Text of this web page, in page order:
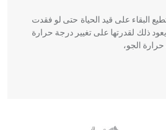
البقاء على قيد الحياة حتى لو فقدت
ذلك لقدرتها على تغيير درجة حرارة
الجو،
ورسالته في جروح الرأس. ويعود